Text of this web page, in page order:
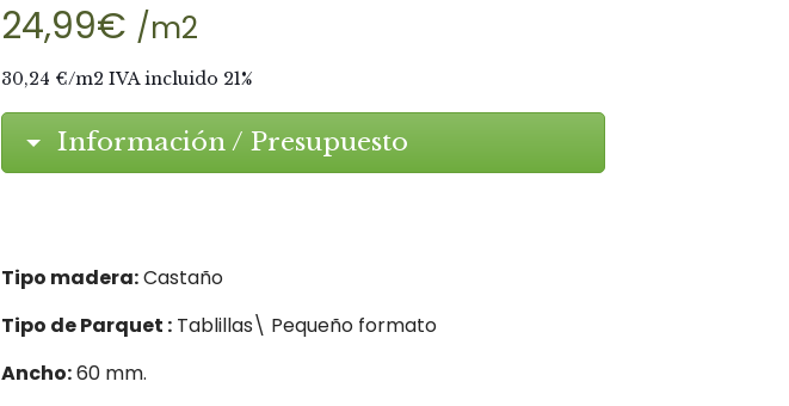
24,99€ /m2
30,24 €/m2 IVA incluido 21%
Información / Presupuesto
Tipo madera:Castaño
Tipo de Parquet : Tablillas\ Pequeño formato
Ancho:60 mm.